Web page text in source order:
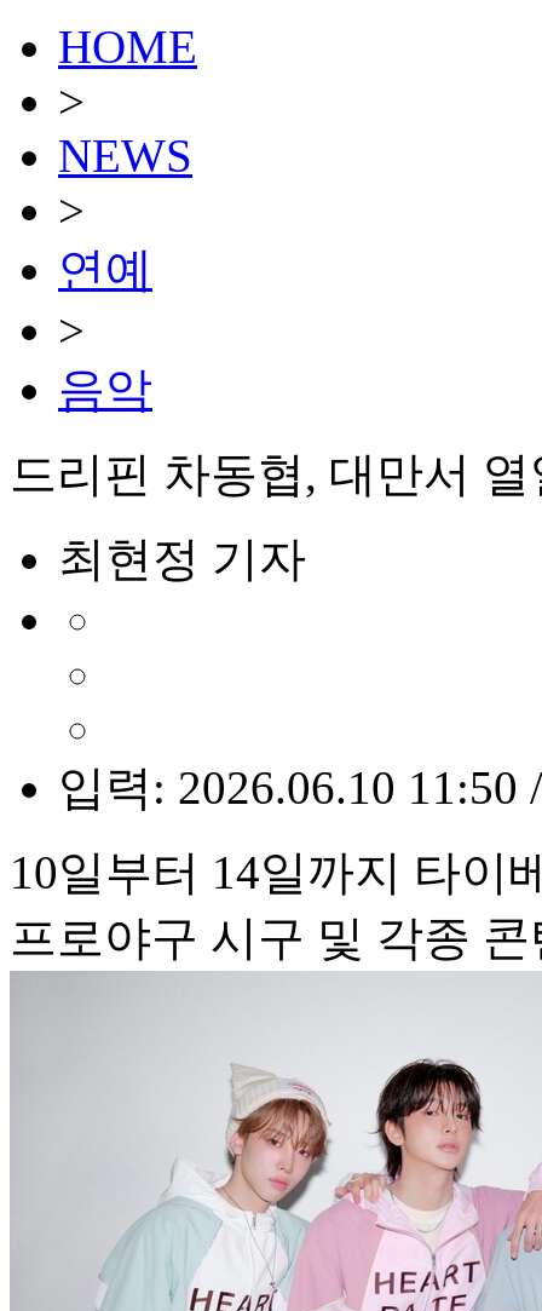
HOME
>
NEWS
>
연예
>
음악
드리핀 차동협, 대만서
최현정 기자
입력: 2026.06.10 11:50
10일부터 14일까지 타이
프로야구 시구 및 각종